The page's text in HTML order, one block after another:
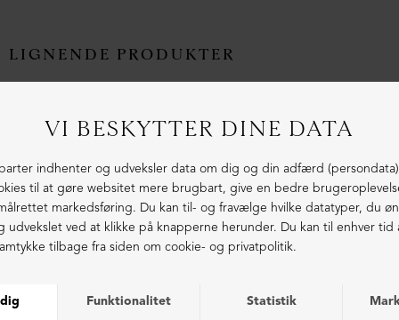
LIGNENDE PRODUKTER